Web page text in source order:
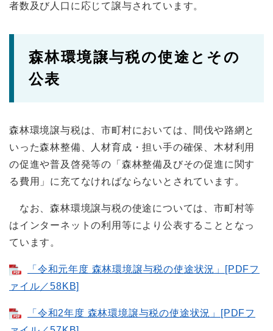
者数及び人口に応じて譲与されています。
森林環境譲与税の使途とその
公表
森林環境譲与税は、市町村においては、間伐や路網と
いった森林整備、人材育成・担い手の確保、木材利用
の促進や普及啓発等の「森林整備及びその促進に関す
る費用」に充てなければならないとされています。
なお、森林環境譲与税の使途については、市町村等
はインターネットの利用等により公表することとなっ
ています。
「令和元年度 森林環境譲与税の使途状況」[PDFフ
ァイル／58KB]
「令和2年度 森林環境譲与税の使途状況」[PDFフ